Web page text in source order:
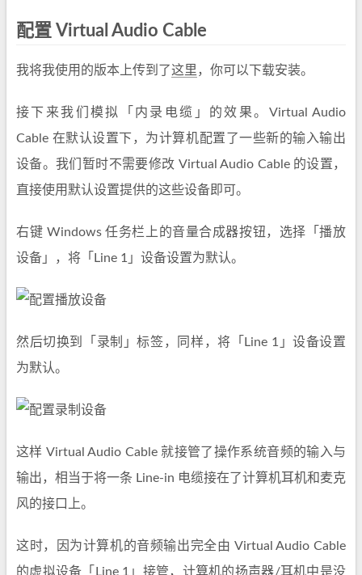
配置 Virtual Audio Cable
我将我使用的版本上传到了这里，你可以下载安装。
接下来我们模拟「内录电缆」的效果。Virtual Audio
Cable 在默认设置下，为计算机配置了一些新的输入输出
设备。我们暂时不需要修改 Virtual Audio Cable 的设置，
直接使用默认设置提供的这些设备即可。
右键 Windows 任务栏上的音量合成器按钮，选择「播放
设备」，将「Line 1」设备设置为默认。
然后切换到「录制」标签，同样，将「Line 1」设备设置
为默认。
这样 Virtual Audio Cable 就接管了操作系统音频的输入与
输出，相当于将一条 Line-in 电缆接在了计算机耳机和麦克
风的接口上。
这时，因为计算机的音频输出完全由 Virtual Audio Cable
的虚拟设备「Line 1」接管，计算机的扬声器/耳机中是没